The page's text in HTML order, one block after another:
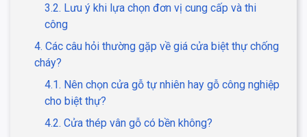
3.2. Lưu ý khi lựa chọn đơn vị cung cấp và thi
công
4. Các câu hỏi thường gặp về giá cửa biệt thự chống
cháy?
4.1. Nên chọn cửa gỗ tự nhiên hay gỗ công nghiệp
cho biệt thự?
4.2. Cửa thép vân gỗ có bền không?